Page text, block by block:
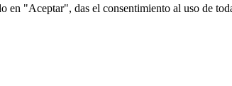
en "Aceptar", das el consentimiento al uso de